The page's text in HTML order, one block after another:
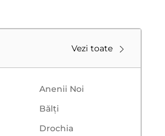
Vezi toate
Anenii Noi
Bălţi
Drochia